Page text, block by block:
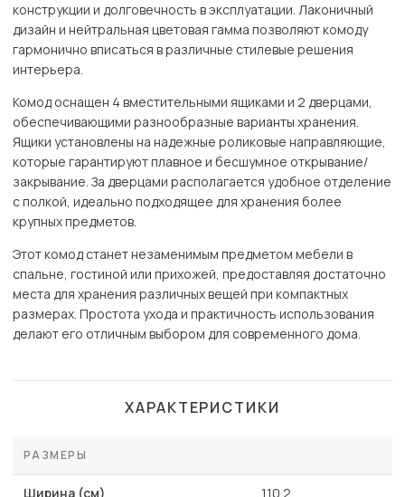
конструкции и долговечность в эксплуатации. Лаконичный
дизайн и нейтральная цветовая гамма позволяют комоду
гармонично вписаться в различные стилевые решения
интерьера.
Комод оснащен 4 вместительными ящиками и 2 дверцами,
обеспечивающими разнообразные варианты хранения.
Ящики установлены на надежные роликовые направляющие,
которые гарантируют плавное и бесшумное открывание/
закрывание. За дверцами располагается удобное отделение
с полкой, идеально подходящее для хранения более
крупных предметов.
Этот комод станет незаменимым предметом мебели в
спальне, гостиной или прихожей, предоставляя достаточно
места для хранения различных вещей при компактных
размерах. Простота ухода и практичность использования
делают его отличным выбором для современного дома.
ХАРАКТЕРИСТИКИ
РАЗМЕРЫ
Ширина (см) 110.2